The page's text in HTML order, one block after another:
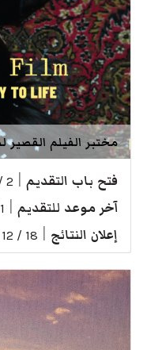
مختبر الفيلم القصير
فتح باب التقديم 2 / 9 / 2024
آخر موعد للتقديم 1 / 10 / 2024
إعلان النتائج 18 / 12 / 2024